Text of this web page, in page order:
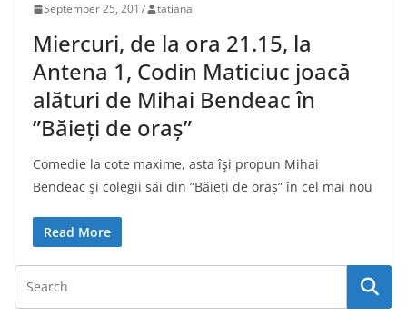
September 25, 2017 tatiana
Miercuri, de la ora 21.15, la
Antena 1, Codin Maticiuc joacă
alături de Mihai Bendeac în
”Băieți de oraș”
Comedie la cote maxime, asta îşi propun Mihai
Bendeac şi colegii săi din ”Băieți de oraș” în cel mai nou
Read More